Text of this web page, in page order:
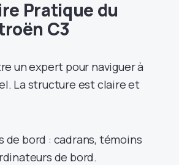
Pratique du
C3
un expert pour naviguer à
La structure est claire et
de bord : cadrans, témoins
de bord.